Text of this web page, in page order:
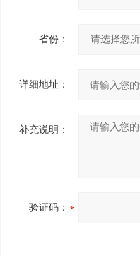
省份：
详细地址：
补充说明：
验证码：